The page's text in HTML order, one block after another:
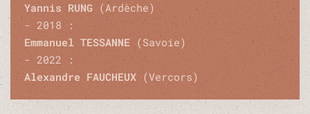
Yannis RUNG (Ardèche)
- 2018 :
Emmanuel TESSANNE (Savoie)
- 2022 :
Alexandre FAUCHEUX (Vercors)